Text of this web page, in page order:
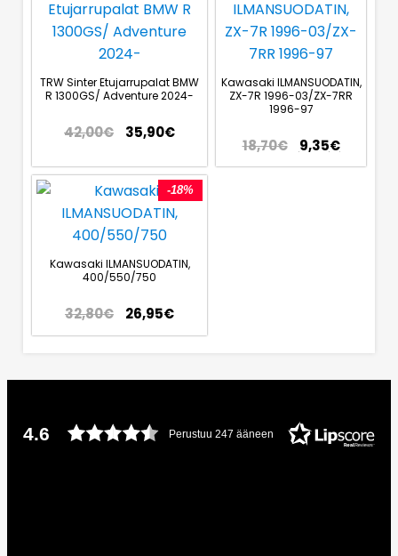
TRW Sinter Etujarrupalat BMW
R 1300GS/ Adventure 2024-
42,00€ 35,90€
Kawasaki ILMANSUODATIN,
ZX-7R 1996-03/ZX-7RR
1996-97
18,70€ 9,35€
-18%
Kawasaki ILMANSUODATIN,
400/550/750
32,80€ 26,95€
4.6 Perustuu 247 ääneen